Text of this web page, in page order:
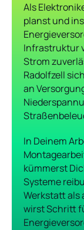
Als
planst und
Infrastruktur
Strom
Radolfzell
an
In Deinem
kümmerst
Systeme
Werkstatt als
wirst Schritt